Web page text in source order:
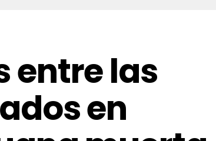
entre las
en